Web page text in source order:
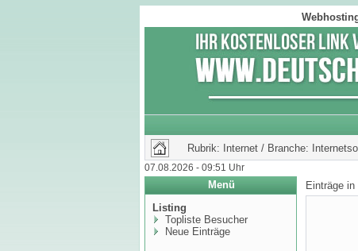
Rubrik: Internet / Branche:
07.08.2026 - 09:51 Uhr
Menü
Listing
Topliste Besucher
Neue Einträge
Einträge